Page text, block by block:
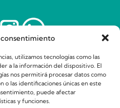
utilizamos tecnologías como las
a la información del dispositivo. El
nos permitirá procesar datos como
o las identificaciones únicas en este
puede afectar
y funciones.
los derechos reservados
porSNIK comunicación